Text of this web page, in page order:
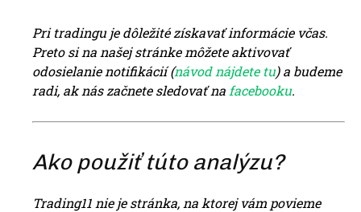
Pri tradingu je dôležité získavať informácie včas.
Preto si na našej stránke môžete aktivovať
odosielanie notifikácií (návod nájdete tu) a budeme
radi, ak nás začnete sledovať na facebooku.
Ako použiť túto analýzu?
Trading11 nie je stránka, na ktorej vám povieme